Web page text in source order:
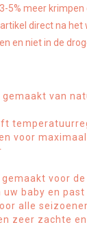
5% meer krimpen
direct na het
en niet in de
gemaakt van
voor
voor
uw baby en
alle
zeer zachte